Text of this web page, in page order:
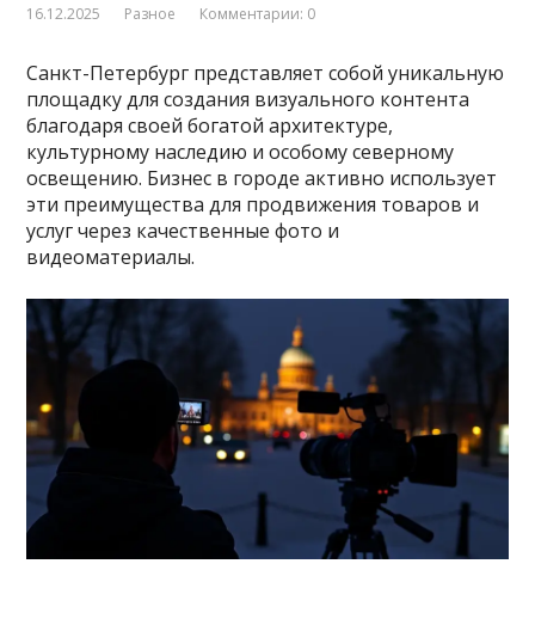
16.12.2025 Разное Комментарии: 0
Санкт-Петербург представляет собой уникальную
площадку для создания визуального контента
благодаря своей богатой архитектуре,
культурному наследию и особому северному
освещению. Бизнес в городе активно использует
эти преимущества для продвижения товаров и
услуг через качественные фото и
видеоматериалы.